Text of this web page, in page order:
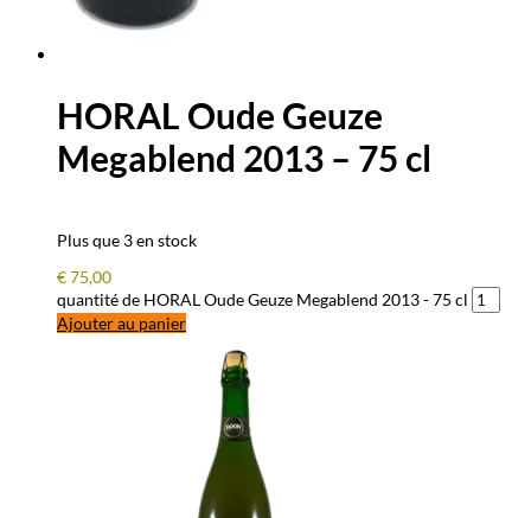
HORAL Oude Geuze
Megablend 2013 – 75 cl
Plus que 3 en stock
€75,00
quantité de HORAL Oude Geuze Megablend 2013 - 75 cl
Ajouter au panier